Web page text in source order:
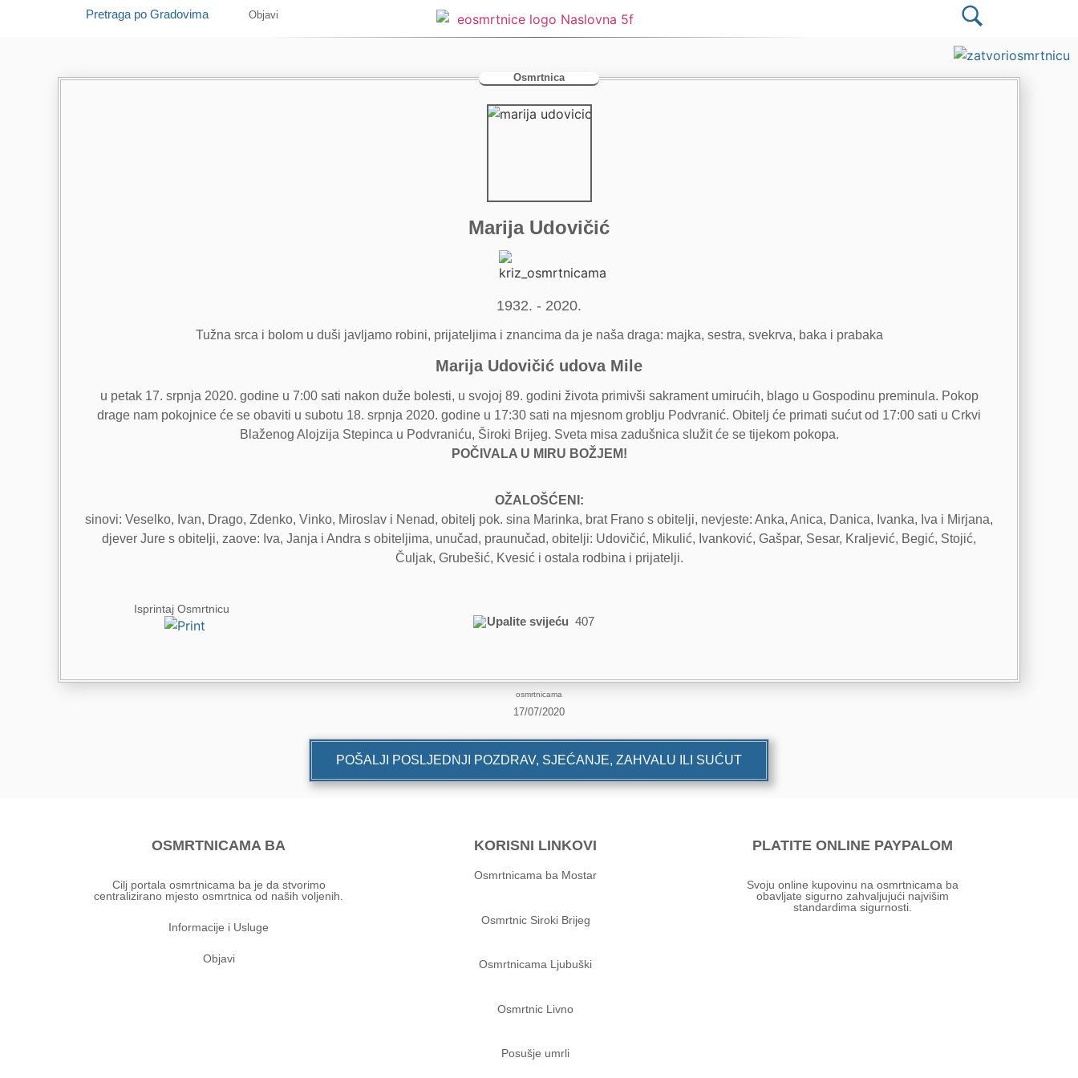
Pretraga po Gradovima Objavi
Osmrtnica
Marija Udovičić
1932. - 2020.
Tužna srca i bolom u duši javljamo robini, prijateljima i znancima da je naša draga: majka, sestra, svekrva, baka i prabaka
Marija Udovičić udova Mile
u petak 17. srpnja 2020. godine u 7:00 sati nakon duže bolesti, u svojoj 89. godini života primivši sakrament umirućih, blago u Gospodinu preminula. Pokop
drage nam pokojnice će se obaviti u subotu 18. srpnja 2020. godine u 17:30 sati na mjesnom groblju Podvranić. Obitelj će primati sućut od 17:00 sati u Crkvi
Blaženog Alojzija Stepinca u Podvraniću, Široki Brijeg. Sveta misa zadušnica služit će se tijekom pokopa.
POČIVALA U MIRU BOŽJEM!
OŽALOŠĆENI:
sinovi: Veselko, Ivan, Drago, Zdenko, Vinko, Miroslav i Nenad, obitelj pok. sina Marinka, brat Frano s obitelji, nevjeste: Anka, Anica, Danica, Ivanka, Iva i Mirjana,
djever Jure s obitelji, zaove: Iva, Janja i Andra s obiteljima, unučad, praunučad, obitelji: Udovičić, Mikulić, Ivanković, Gašpar, Sesar, Kraljević, Begić, Stojić,
Čuljak, Grubešić, Kvesić i ostala rodbina i prijatelji.
Isprintaj Osmrtnicu
Upalite svijeću 407
osmrtnicama
17/07/2020
POŠALJI POSLJEDNJI POZDRAV, SJEĆANJE, ZAHVALU ILI SUĆUT
OSMRTNICAMA BA
Cilj portala osmrtnicama ba je da stvorimo
centralizirano mjesto osmrtnica od naših voljenih.
Informacije i Usluge
Objavi
KORISNI LINKOVI
Osmrtnicama ba Mostar
Osmrtnic Siroki Brijeg
Osmrtnicama Ljubuški
Osmrtnic Livno
Posušje umrli
PLATITE ONLINE PAYPALOM
Svoju online kupovinu na osmrtnicama ba
obavljate sigurno zahvaljujući najvišim
standardima sigurnosti.